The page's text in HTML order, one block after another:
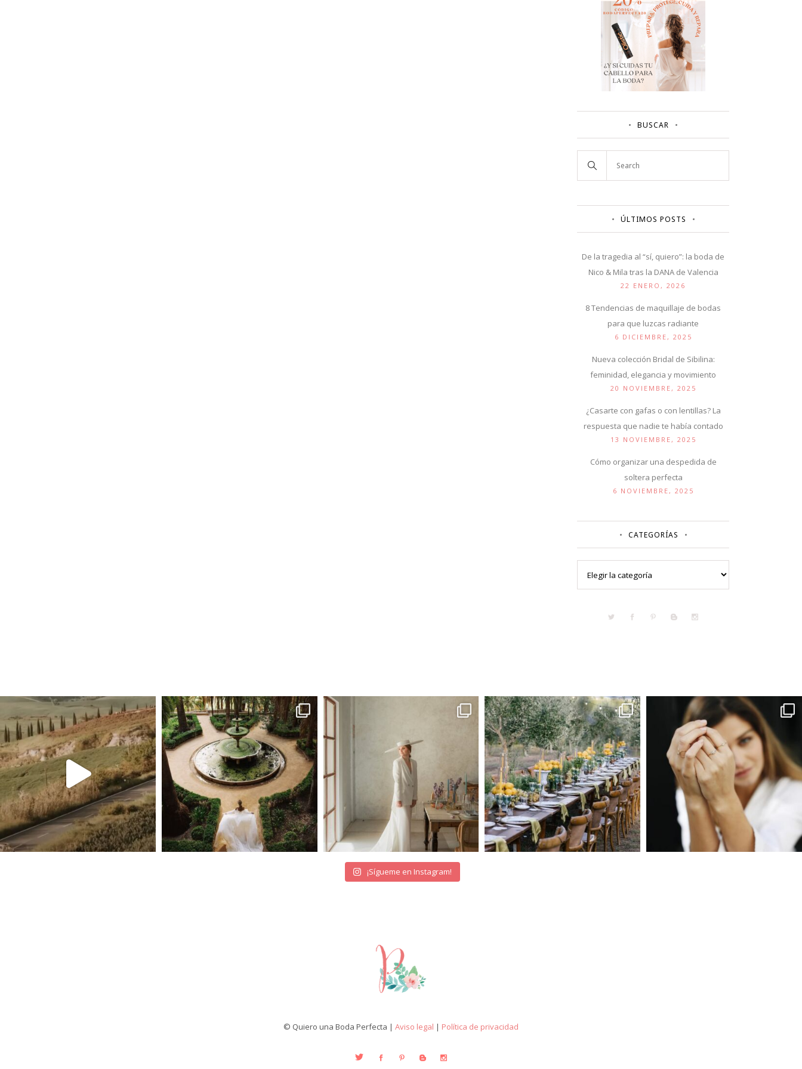
BUSCAR
ÚLTIMOS POSTS
De la tragedia al “sí, quiero”: la boda de
Nico & Mila tras la DANA de Valencia
22 ENERO, 2026
8 Tendencias de maquillaje de bodas
para que luzcas radiante
6 DICIEMBRE, 2025
Nueva colección Bridal de Sibilina:
feminidad, elegancia y movimiento
20 NOVIEMBRE, 2025
¿Casarte con gafas o con lentillas? La
respuesta que nadie te había contado
13 NOVIEMBRE, 2025
Cómo organizar una despedida de
soltera perfecta
6 NOVIEMBRE, 2025
CATEGORÍAS
¡Sígueme en Instagram!
© Quiero una Boda Perfecta | Aviso legal | Política de privacidad